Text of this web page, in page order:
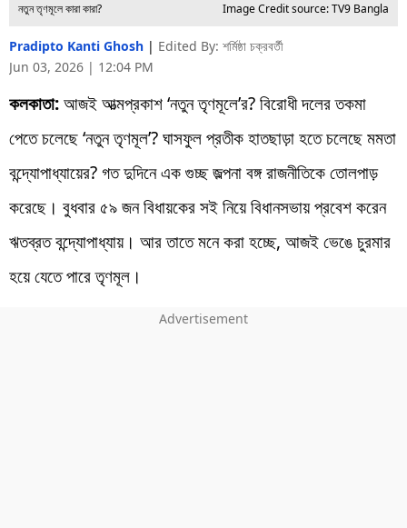
নতুন তৃণমূলে কারা কারা? Image Credit source: TV9 Bangla
Pradipto Kanti Ghosh | Edited By: শর্মিষ্ঠা চক্রবর্তী
Jun 03, 2026 | 12:04 PM
কলকাতা:আজই আত্মপ্রকাশ ‘নতুন তৃণমূলে’র? বিরোধী দলের তকমা
পেতে চলেছে ‘নতুন তৃণমূল’? ঘাসফুল প্রতীক হাতছাড়া হতে চলেছে মমতা
বন্দ্যোপাধ্যায়ের? গত দুদিনে এক গুচ্ছ জল্পনা বঙ্গ রাজনীতিকে তোলপাড়
করেছে। বুধবার ৫৯ জন বিধায়কের সই নিয়ে বিধানসভায় প্রবেশ করেন
ঋতব্রত বন্দ্যোপাধ্যায়। আর তাতে মনে করা হচ্ছে, আজই ভেঙে চুরমার
হয়ে যেতে পারে তৃণমূল।